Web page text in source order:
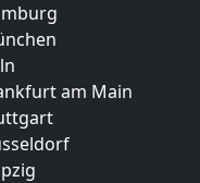
am Main